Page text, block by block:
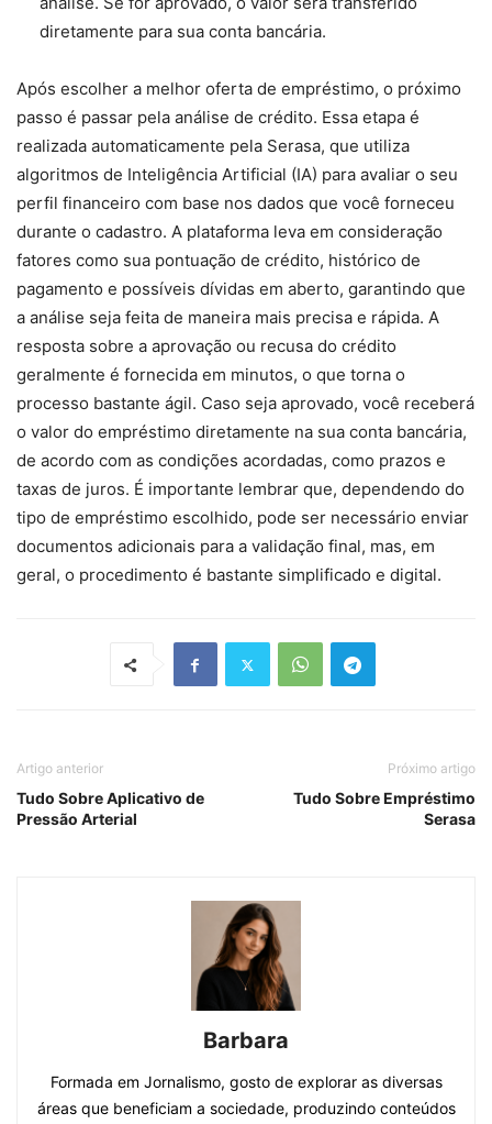
diretamente para sua conta bancária.
Após escolher a melhor oferta de empréstimo, o próximo
passo é passar pela análise de crédito. Essa etapa é
realizada automaticamente pela Serasa, que utiliza
algoritmos de Inteligência Artificial (IA) para avaliar o seu
perfil financeiro com base nos dados que você forneceu
durante o cadastro. A plataforma leva em consideração
fatores como sua pontuação de crédito, histórico de
pagamento e possíveis dívidas em aberto, garantindo que
a análise seja feita de maneira mais precisa e rápida. A
resposta sobre a aprovação ou recusa do crédito
geralmente é fornecida em minutos, o que torna o
processo bastante ágil. Caso seja aprovado, você receberá
o valor do empréstimo diretamente na sua conta bancária,
de acordo com as condições acordadas, como prazos e
taxas de juros. É importante lembrar que, dependendo do
tipo de empréstimo escolhido, pode ser necessário enviar
documentos adicionais para a validação final, mas, em
geral, o procedimento é bastante simplificado e digital.
Artigo anterior
Tudo Sobre Aplicativo de
Pressão Arterial
Próximo artigo
Tudo Sobre Empréstimo
Serasa
Barbara
Formada em Jornalismo, gosto de explorar as diversas
áreas que beneficiam a sociedade, produzindo conteúdos